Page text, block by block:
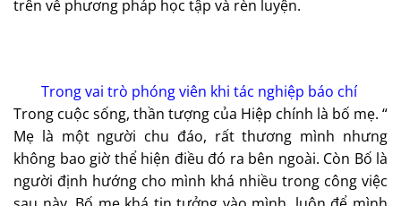
trên về phương pháp học tập và rèn luyện.
Trong vai trò phóng viên khi tác nghiệp báo chí
Trong cuộc sống, thần tượng của Hiệp chính là bố mẹ. “
Mẹ là một người chu đáo, rất thương mình nhưng
không bao giờ thể hiện điều đó ra bên ngoài. Còn Bố là
người định hướng cho mình khá nhiều trong công việc